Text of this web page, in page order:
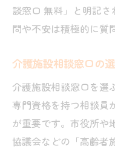
談窓口 無料」と明記
問や不安は積極的に質
介護施設相談窓口の
介護施設相談窓口を選
専門資格を持つ相談員
が重要です。市役所や
協議会などの「高齢者